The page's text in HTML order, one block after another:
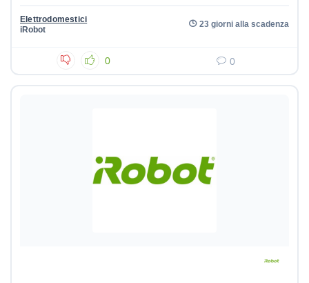
Elettrodomestici
iRobot
23 giorni alla scadenza
0 0